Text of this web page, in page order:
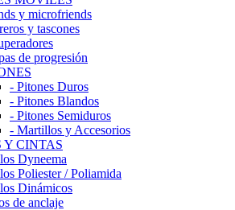
y microfriends
y tascones
de progresión
- Pitones Duros
- Pitones Blandos
- Pitones Semiduros
- Martillos y Accesorios
CINTAS
Dyneema
Poliester / Poliamida
Dinámicos
de anclaje